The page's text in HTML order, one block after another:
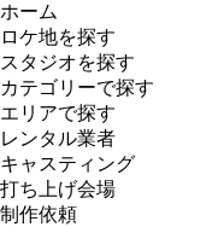
ホーム
ロケ地を探す
スタジオを探す
カテゴリーで探す
エリアで探す
レンタル業者
キャスティング
打ち上げ会場
制作依頼